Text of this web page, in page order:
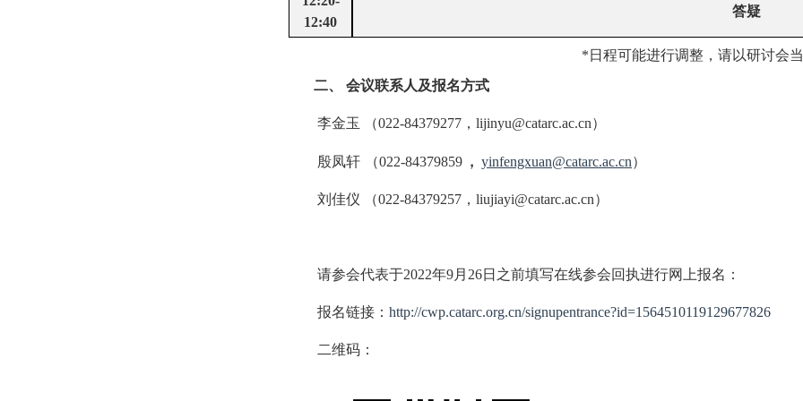
12:40
答疑
*日程可能进行调整，请以研讨会
二、 会议联系人及报名方式
李金玉 （022-84379277 ， lijinyu@catarc.ac.cn）
殷凤轩 （022-84379859 ， yinfengxuan@catarc.ac.cn）
刘佳仪 （022-84379257 ， liujiayi@catarc.ac.cn）
请参会代表于2022年9月 26日之前填写在线参会回执进行网上报名：
报名链接： http://cwp.catarc.org.cn/signupentrance?id=1564510119129677826
二维码：